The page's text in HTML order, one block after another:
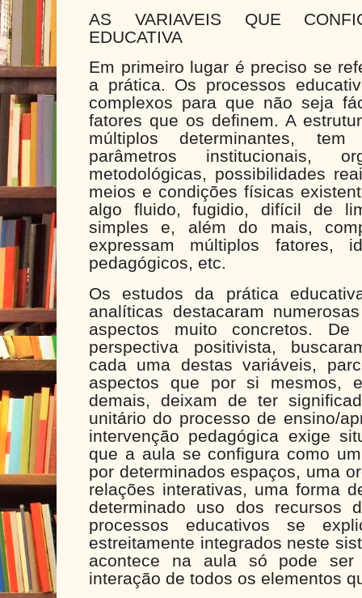
AS VARIAVEIS QUE
EDUCATIVA
Em primeiro lugar é preciso se
a prática. Os processos
complexos para que não seja
fatores que os definem. A
múltiplos determinantes,
parâmetros institucionais,
metodológicas, possibilidades
meios e condições físicas
algo fluido, fugidio, difícil de
simples e, além do mais,
expressam múltiplos fatores,
pedagógicos, etc.
Os estudos da prática
analíticas destacaram
aspectos muito concretos.
perspectiva positivista,
cada uma destas variáveis,
aspectos que por si mesmos,
demais, deixam de ter
unitário do processo de ensino/
intervenção pedagógica exige
que a aula se configura como
por determinados espaços, uma
relações interativas, uma forma
determinado uso dos recursos
processos educativos se
estreitamente integrados neste
acontece na aula só pode ser
interação de todos os elementos